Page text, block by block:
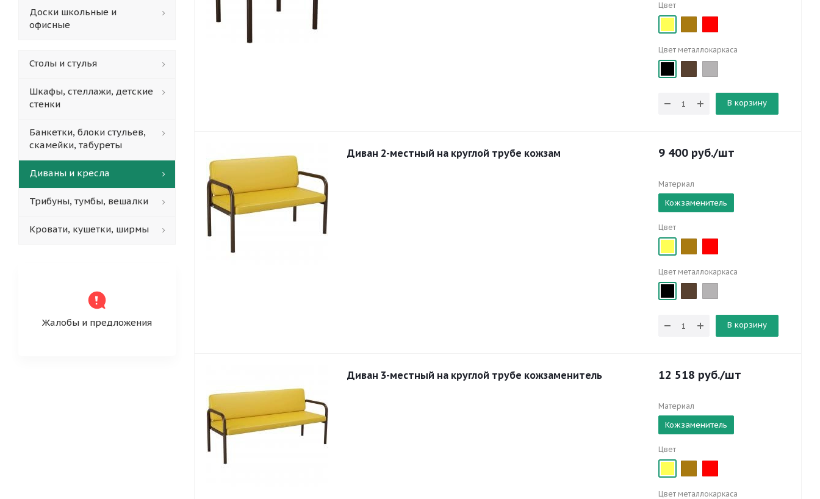
Цвет
Цвет металлокаркаса
В корзину
Диван 2-местный на круглой трубе кожзам 9 400 руб./шт
Материал
Кожзаменитель
Цвет
Цвет металлокаркаса
В корзину
Диван 3-местный на круглой трубе кожзаменитель 12 518 руб./шт
Материал
Кожзаменитель
Цвет
Цвет металлокаркаса
Доски школьные и
офисные
Столы и стулья
Шкафы, стеллажи, детские
стенки
Банкетки, блоки стульев,
скамейки, табуреты
Диваны и кресла
Трибуны, тумбы, вешалки
Кровати, кушетки, ширмы
Жалобы и предложения